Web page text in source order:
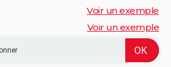
Voir un exemple
Voir un exemple